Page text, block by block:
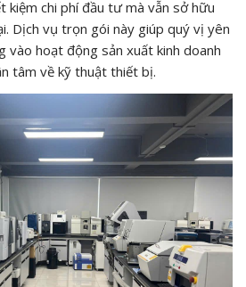
kiệm chi phí đầu tư mà vẫn sở hữu
Dịch vụ trọn gói này giúp quý vị yên
hoạt động sản xuất kinh doanh
tâm về kỹ thuật thiết bị.